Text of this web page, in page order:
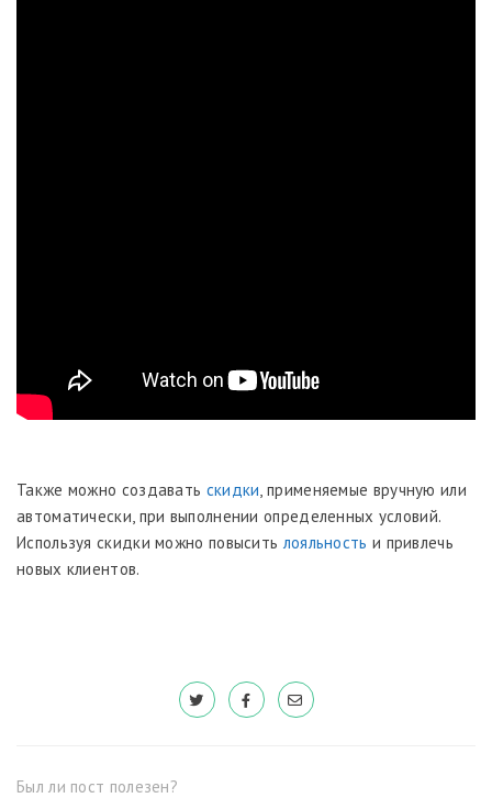
Также можно создавать скидки , применяемые вручную или
автоматически, при выполнении определенных условий.
Используя скидки можно повысить лояльность и привлечь
новых клиентов.
Был ли пост полезен?